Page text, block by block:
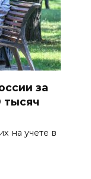
за
тысяч
на учете в